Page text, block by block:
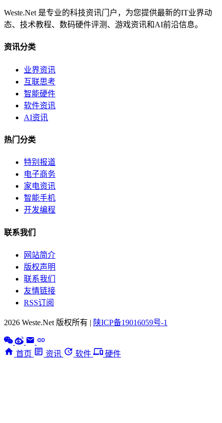
Weste.Net 是专业的科技资讯门户，为您提供最新的IT业界动
态、技术教程、数码硬件评测、游戏资讯和AI前沿信息。
资讯分类
业界资讯
互联思考
智能硬件
软件资讯
AI资讯
热门分类
特别报道
电子商务
家电资讯
智能手机
开发编程
联系我们
网站简介
版权声明
联系我们
友情链接
RSS订阅
2026 Weste.Net 版权所有 | 陕ICP备19016059号-1
首页 资讯 软件 硬件